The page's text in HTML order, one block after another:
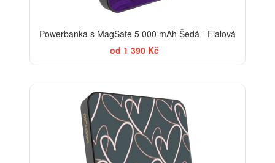
Powerbanka s MagSafe 5 000 mAh Šedá - Fialová
od 1 390 Kč